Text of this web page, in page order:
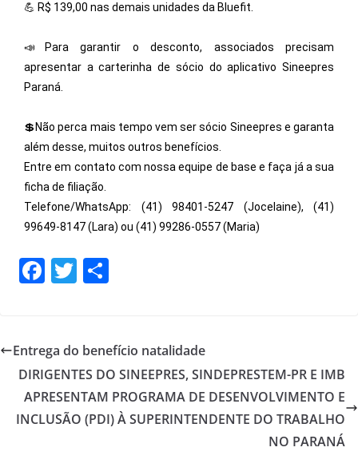
💪 R$ 139,00 nas demais unidades da Bluefit.
📣Para garantir o desconto, associados precisam
apresentar a carterinha de sócio do aplicativo Sineepres
Paraná.
💲Não perca mais tempo vem ser sócio Sineepres e garanta
além desse, muitos outros benefícios.
Entre em contato com nossa equipe de base e faça já a sua
ficha de filiação.
Telefone/WhatsApp: (41) 98401-5247 (Jocelaine), (41)
99649-8147 (Lara) ou (41) 99286-0557 (Maria)
F
e
b
o
o
T
er e
Entrega do benefício natalidade
DIRIGENTES DO SINEEPRES, SINDEPRESTEM-PR E IMB
APRESENTAM PROGRAMA DE DESENVOLVIMENTO E
INCLUSÃO (PDI) À SUPERINTENDENTE DO TRABALHO
NO PARANÁ